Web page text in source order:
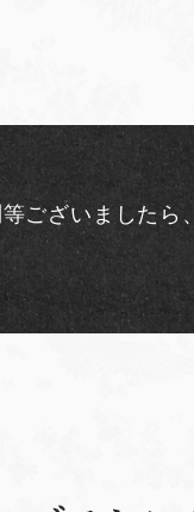
ございましたら、